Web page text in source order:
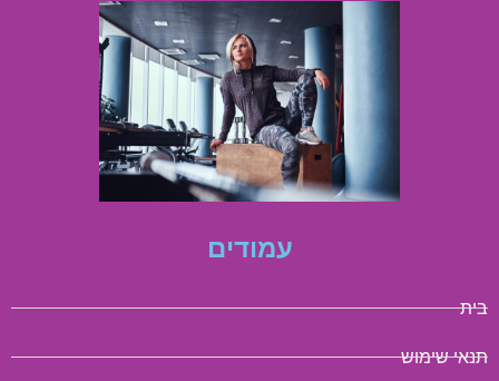
עמודים
בית
תנאי שימוש